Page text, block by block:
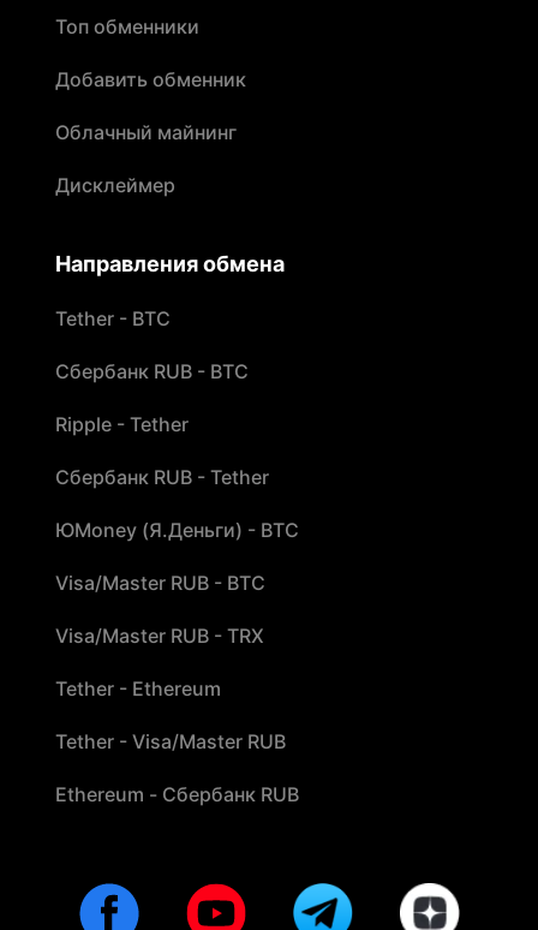
Топ обменники
Добавить обменник
Облачный майнинг
Дисклеймер
Направления обмена
Tether - BTC
Сбербанк RUB - BTC
Ripple - Tether
Сбербанк RUB - Tether
ЮMoney (Я.Деньги) - BTC
Visa/Master RUB - BTC
Visa/Master RUB - TRX
Tether - Ethereum
Tether - Visa/Master RUB
Ethereum - Сбербанк RUB